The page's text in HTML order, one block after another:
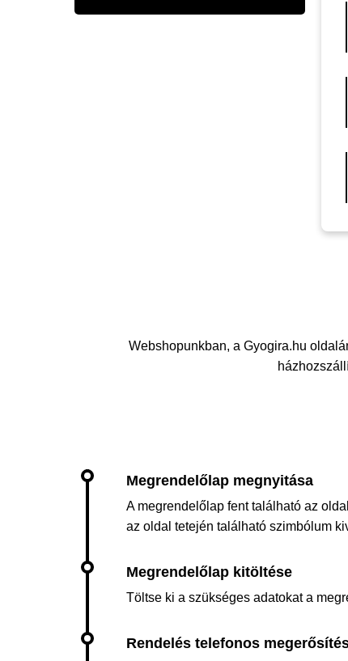
Webshopunkban, a Gyogira.hu
A megrendelőlap fent található az
az oldal tetején található szimbólum
Töltse ki a szükséges adatokat a